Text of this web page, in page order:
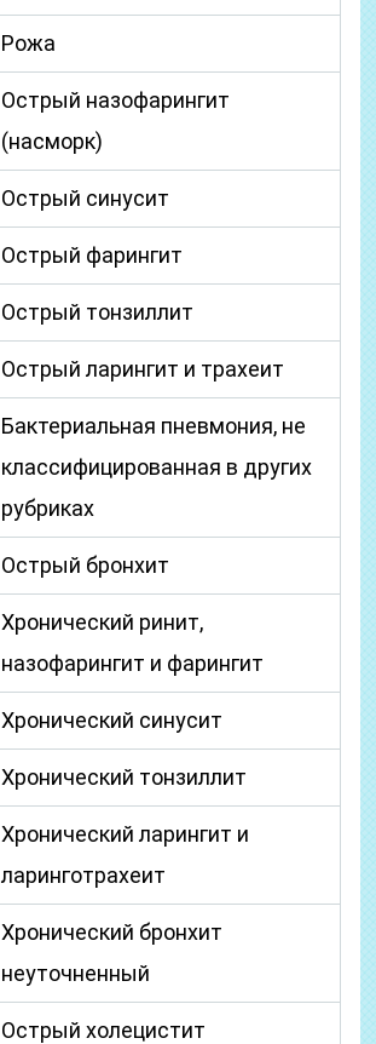
Рожа
Острый назофарингит
(насморк)
Острый синусит
Острый фарингит
Острый тонзиллит
Острый ларингит и трахеит
Бактериальная пневмония, не
классифицированная в других
рубриках
Острый бронхит
Хронический ринит,
назофарингит и фарингит
Хронический синусит
Хронический тонзиллит
Хронический ларингит и
ларинготрахеит
Хронический бронхит
неуточненный
Острый холецистит